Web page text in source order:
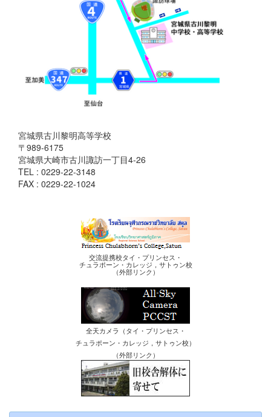
宮城県古川黎明高等学校
〒989-6175
宮城県大崎市古川諏訪一丁目4-26
TEL : 0229-22-3148
FAX : 0229-22-1024
交流提携校タイ・プリンセス・
チュラポーン・カレッジ，サトゥン校
（外部リンク）
全天カメラ（タイ・プリンセス・
チュラポーン・カレッジ，サトゥン校）
（外部リンク）